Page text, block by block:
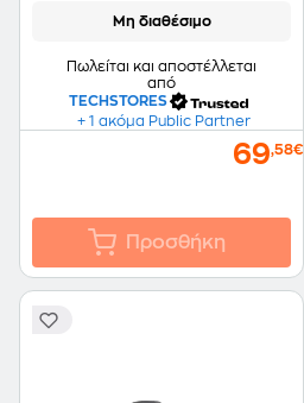
Μη διαθέσιμο
Πωλείται και αποστέλλεται
από
TECHSTORES
+ 1 ακόμα Public Partner
69,58€
Προσθήκη